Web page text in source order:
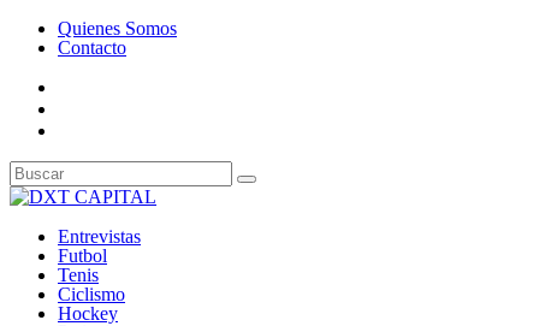
Quienes Somos
Contacto
Entrevistas
Futbol
Tenis
Ciclismo
Hockey